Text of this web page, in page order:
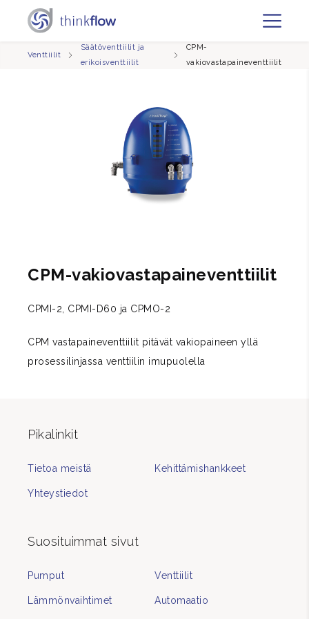
Venttiilit
Säätöventtiilit ja
erikoisventtiilit
CPM-
vakiovastapaineventtiilit
CPM-vakiovastapaineventtiilit
CPMI-2, CPMI-D60 ja CPMO-2
CPM vastapaineventtiilit pitävät vakiopaineen yllä
prosessilinjassa venttiilin imupuolella
Pikalinkit
Tietoa meistä Kehittämishankkeet
Yhteystiedot
Suosituimmat sivut
Pumput Venttiilit
Lämmönvaihtimet Automaatio